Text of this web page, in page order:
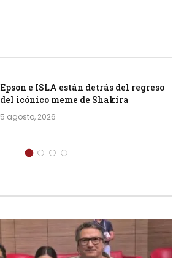
Epson e ISLA están detrás del regreso
del icónico meme de Shakira
5 agosto, 2026